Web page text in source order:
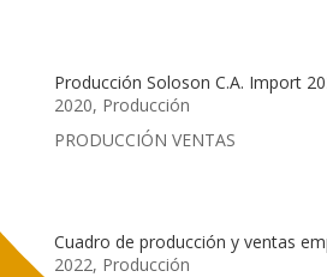
Producción Soloson C.A. Import
2020, Producción
PRODUCCIÓN VENTAS
Cuadro de producción y ventas
2022, Producción